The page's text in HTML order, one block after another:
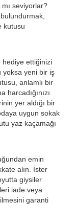
mı seviyorlar?
kutusu
hediye ettiğinizi
yoksa yeni bir iş
anlamlı bir
yer aldığı bir
uygun sokak
yaz kaçamağı
emin
alın. İster
giysiler
iade veya
garanti